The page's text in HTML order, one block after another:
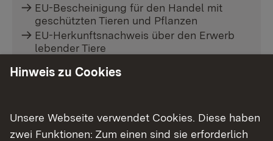
EU-Bescheinigung für den Handel mit
geschützten Tieren und Pflanzen
EU-Herkunftsnachweis über den Erwerb
lebender Tiere
(Regierungspräsidium Karlsruhe)
Hinweis zu Cookies
Unsere Webseite verwendet Cookies. Diese haben
zwei Funktionen: Zum einen sind sie erforderlich